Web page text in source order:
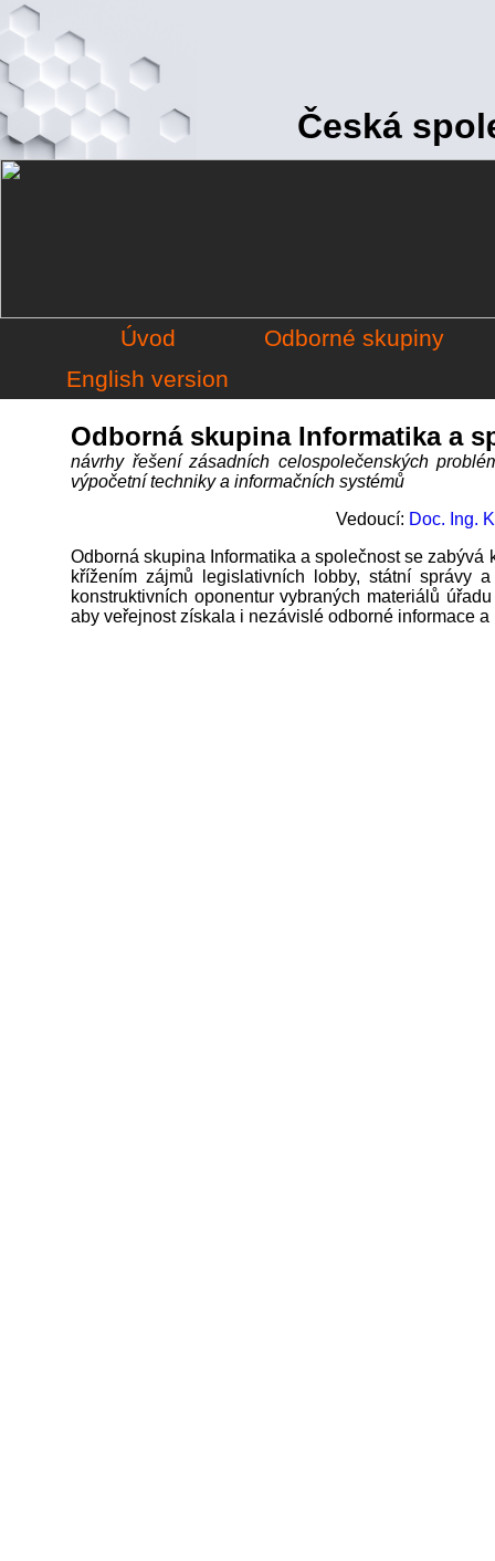
Česká
Úvod
Odborné skupiny
English version
Odborná skupina Informatika a
návrhy řešení zásadních celospolečenských
výpočetní techniky a informačních systémů
Vedoucí: Doc. Ing.
Odborná skupina Informatika a společnost se
křížením zájmů legislativních lobby, státní správy
konstruktivních oponentur vybraných materiálů
aby veřejnost získala i nezávislé odborné informace a